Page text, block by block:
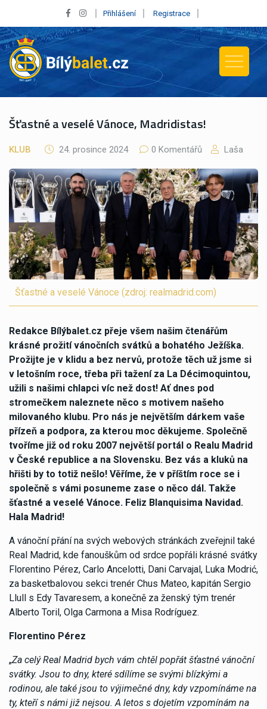
Přihlášení Registrace
Šťastné a veselé Vánoce, Madridistas!
KLUB 24. prosince 2024 0 Komentářů Laša
Šťastné a veselé Vánoce (zdroj: realmadrid.com)
Redakce Bílýbalet.cz přeje všem našim čtenářům
krásné prožití vánočních svátků a bohatého Ježíška.
Prožijte je v klidu a bez nervů, protože těch už jsme si
v letošním roce, třeba při tažení za La Décimoquintou,
užili s našimi chlapci víc než dost! Ať dnes pod
stromečkem naleznete něco s motivem našeho
milovaného klubu. Pro nás je největším dárkem vaše
přízeň a podpora, za kterou moc děkujeme. Společně
tvoříme již od roku 2007 největší portál o Realu Madrid
v České republice a na Slovensku. Bez vás a kluků na
hřišti by to totiž nešlo! Věříme, že v příštím roce se i
společně s vámi posuneme zase o něco dál. Takže
šťastné a veselé Vánoce. Feliz Blanquisima Navidad.
Hala Madrid!
A vánoční přání na svých webových stránkách zveřejnil také
Real Madrid, kde fanouškům od srdce popřáli krásné svátky
Florentino Pérez, Carlo Ancelotti, Dani Carvajal, Luka Modrić,
za basketbalovou sekci trenér Chus Mateo, kapitán Sergio
Llull s Edy Tavaresem, a konečně za ženský tým trenér
Alberto Toril, Olga Carmona a Misa Rodríguez.
Florentino Pérez
„Za celý Real Madrid bych vám chtěl popřát šťastné vánoční
svátky. Jsou to dny, které sdílíme se svými blízkými a
rodinou, ale také jsou to výjimečné dny, kdy vzpomínáme na
ty, kteří s námi již nejsou. A letos s dojetím vzpomínám na